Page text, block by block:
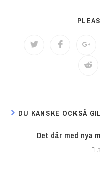
DU KANSKE OCKSÅ
Det där med nya